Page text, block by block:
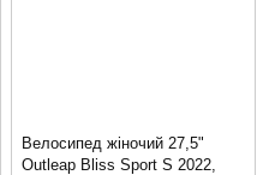
Велосипед жіночий 27,5"
Outleap Bliss Sport S 2022,